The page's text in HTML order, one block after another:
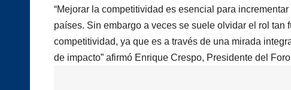
“Mejorar la competitividad es esencial para
países. Sin embargo a veces se suele olvidar el rol
competitividad, ya que es a través de una mirada
de impacto” afirmó Enrique Crespo, Presidente del